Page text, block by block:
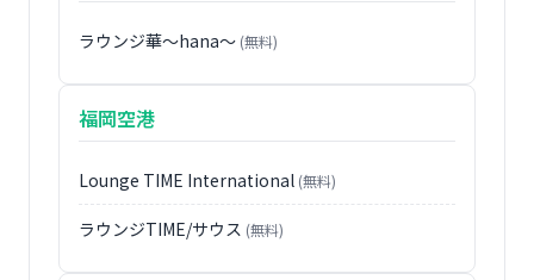
ラウンジ華〜hana〜 (無料)
福岡空港
Lounge TIME International (無料)
ラウンジTIME/サウス (無料)